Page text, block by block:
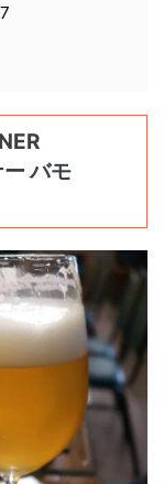
バモ